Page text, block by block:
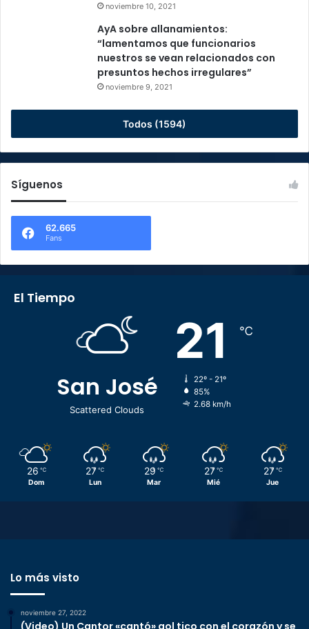
noviembre 10, 2021
AyA sobre allanamientos:
“lamentamos que funcionarios
nuestros se vean relacionados con
presuntos hechos irregulares”
noviembre 9, 2021
Todos (1594)
Síguenos
62.665
Fans
El Tiempo
San José
Scattered Clouds
21 ℃
22º - 21º
85%
2.68 km/h
26 ℃
Dom
27 ℃
Lun
29 ℃
Mar
27 ℃
Mié
27 ℃
Jue
Lo más visto
noviembre 27, 2022